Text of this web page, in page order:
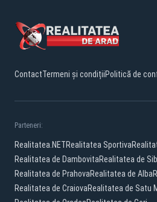
ContactTermeni și condițiiPolitică de
Parteneri:
Realitatea.NETRealitatea Sportiva
Realitatea de DambovitaRealitatea de
Realitatea de PrahovaRealitatea de Alba
Realitatea de CraiovaRealitatea de Satu